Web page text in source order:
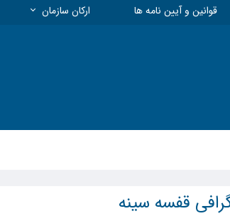
قوانین و آیین نامه ها ارکان سازمان
معاونت فنی و
قفسه سینه